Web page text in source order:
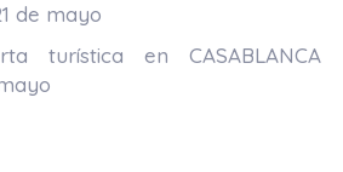
turística enCASABLANCA